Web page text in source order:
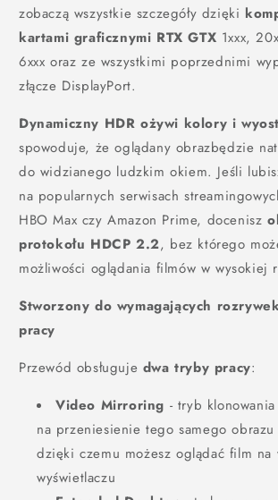
zobaczą wszystkie szczegóły dzięki
kartami graficznymi RTX GTX 1xxx,
6xxx oraz ze wszystkimi poprzednimi
złącze DisplayPort.
Dynamiczny HDR ożywi kolory i
spowoduje, że oglądany obrazbędzie
do widzianego ludzkim okiem. Jeśli
na popularnych serwisach
HBO Max czy Amazon Prime, docenisz
protokołu HDCP 2.2, bez którego
możliwości oglądania filmów w wysokiej
Stworzony do wymagających
pracy
Przewód obsługuje dwa tryby pracy:
Video Mirroring - tryb
na przeniesienie tego samego
dzięki czemu możesz oglądać film na
wyświetlaczu